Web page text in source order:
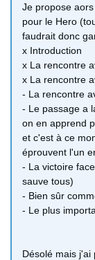
Je propose
pour le Hero
faudrait donc
x Introduction
x La rencontre
x La rencontre
- La rencontre
- Le passage a
on en apprend
et c'est à ce
éprouvent l'un
- La victoire
sauve tous)
- Bien sûr
- Le plus
Désolé mais